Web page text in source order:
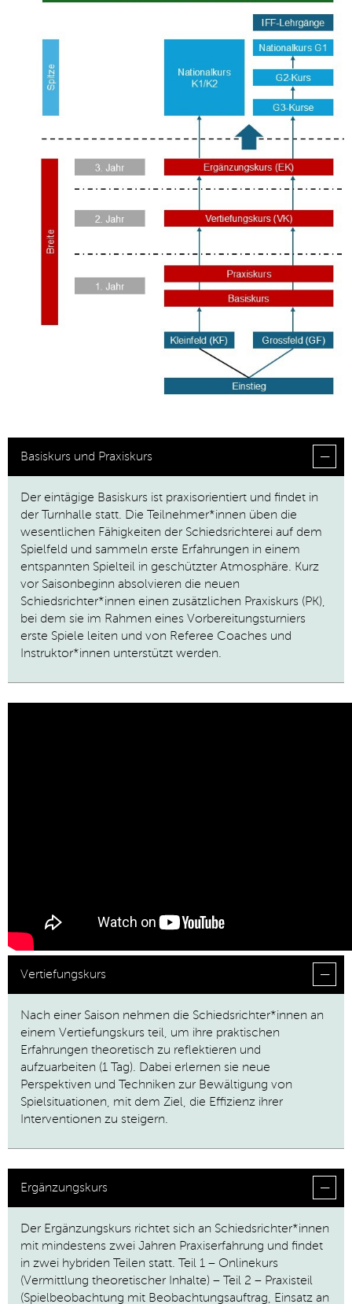
Basiskurs und Praxiskurs
Der eintägige Basiskurs ist praxisorientiert und findet in
der Turnhalle statt. Die Teilnehmer*innen üben die
wesentlichen Fähigkeiten der Schiedsrichterei auf dem
Spielfeld und sammeln erste Erfahrungen in einem
entspannten Spielteil in geschützter Atmosphäre. Kurz
vor Saisonbeginn absolvieren die neuen
Schiedsrichter*innen einen zusätzlichen Praxiskurs (PK),
bei dem sie im Rahmen eines Vorbereitungsturniers
erste Spiele leiten und von Referee Coaches und
Instruktor*innen unterstützt werden.
Vertiefungskurs
Nach einer Saison nehmen die Schiedsrichter*innen an
einem Vertiefungskurs teil, um ihre praktischen
Erfahrungen theoretisch zu reflektieren und
aufzuarbeiten (1 Tag). Dabei erlernen sie neue
Perspektiven und Techniken zur Bewältigung von
Spielsituationen, mit dem Ziel, die Effizienz ihrer
Interventionen zu steigern.
Ergänzungskurs
Der Ergänzungskurs richtet sich an Schiedsrichter*innen
mit mindestens zwei Jahren Praxiserfahrung und findet
in zwei hybriden Teilen statt. Teil 1 – Onlinekurs
(Vermittlung theoretischer Inhalte) – Teil 2 – Praxisteil
(Spielbeobachtung mit Beobachtungsauftrag, Einsatz an